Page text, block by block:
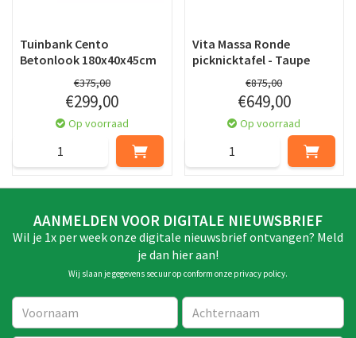
Tuinbank Cento
Betonlook 180x40x45cm
€375,00
€299,00
Op voorraad
Vita Massa Ronde
picknicktafel - Taupe
€875,00
€649,00
Op voorraad
AANMELDEN VOOR DIGITALE NIEUWSBRIEF
Wil je 1x per week onze digitale nieuwsbrief ontvangen? Meld
je dan hier aan!
Wij slaan je gegevens secuur op conform onze privacy policy.